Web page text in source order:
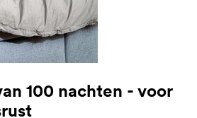
100 nachten - voor